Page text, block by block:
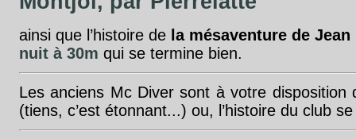
ainsi que l’histoire de la mésaventure de
nuit à 30m qui se termine bien.
Les anciens Mc Diver sont à votre
(tiens, c’est étonnant...) ou, l’histoire du club